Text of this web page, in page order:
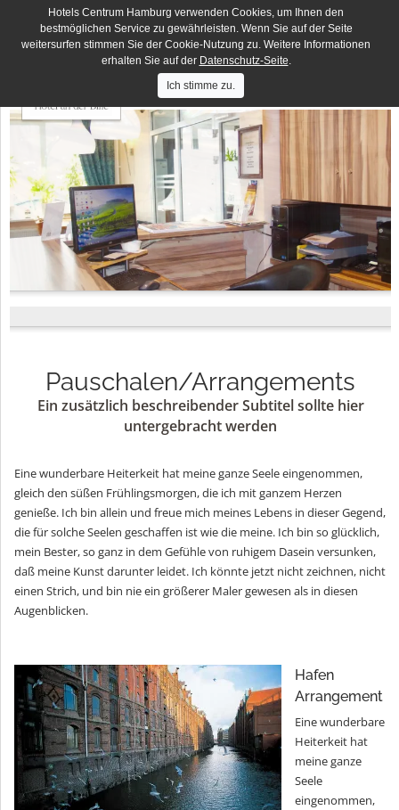
Hotels
Deutsches Haus
Hotel Lumen
Hotel Residence
Hotel Terminus
Elbbrücken Hotel
Hotel an der Bille
Hotel Seegarten
DE
Pauschalen/Arrangements
Ein zusätzlich beschreibender Subtitel sollte hier
untergebracht werden
Eine wunderbare Heiterkeit hat meine ganze Seele eingenommen,
gleich den süßen Frühlingsmorgen, die ich mit ganzem Herzen
genieße. Ich bin allein und freue mich meines Lebens in dieser Gegend,
die für solche Seelen geschaffen ist wie die meine. Ich bin so glücklich,
mein Bester, so ganz in dem Gefühle von ruhigem Dasein versunken,
daß meine Kunst darunter leidet. Ich könnte jetzt nicht zeichnen, nicht
einen Strich, und bin nie ein größerer Maler gewesen als in diesen
Augenblicken.
Hafen
Arrangement
Eine wunderbare
Heiterkeit hat
meine ganze
Seele
eingenommen,
Hotels Centrum Hamburg verwenden Cookies, um Ihnen den
bestmöglichen Service zu gewährleisten. Wenn Sie auf der Seite
weitersurfen stimmen Sie der Cookie-Nutzung zu. Weitere Informationen
erhalten Sie auf der Datenschutz-Seite.
Ich stimme zu.